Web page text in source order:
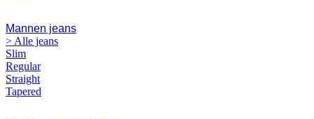
Mannen jeans
> Alle jeans
Slim
Regular
Straight
Tapered